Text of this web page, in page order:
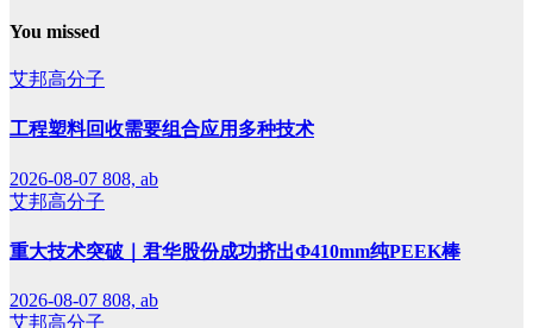
You missed
艾邦高分子
工程塑料回收需要组合应用多种技术
2026-08-07 808, ab
艾邦高分子
重大技术突破｜君华股份成功挤出Φ410mm纯PEEK棒
2026-08-07 808, ab
艾邦高分子